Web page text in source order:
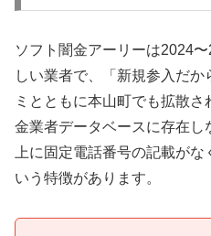
ソフト闇金アーリーは2024
しい業者で、「新規参入だ
ミとともに本山町でも拡散
金業者データベースに存在し
上に固定電話番号の記載が
いう特徴があります。